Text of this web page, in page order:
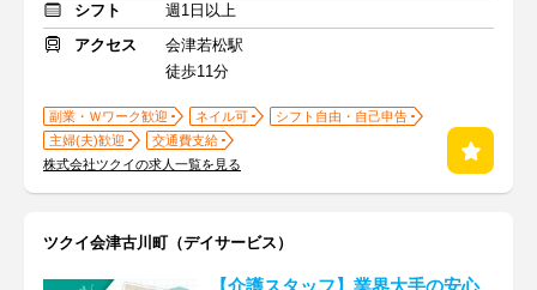
シフト
週1日以上
アクセス
会津若松駅
徒歩11分
副業・Ｗワーク歓迎 ネイル可
シフト自由・自己申告
主婦(夫)歓迎
交通費支給
株式会社ツクイの求人一覧を見る
ツクイ会津古川町（デイサービス）